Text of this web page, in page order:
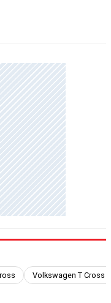
Volkswagen T Cross